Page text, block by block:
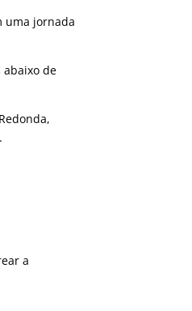
uma jornada
de
a